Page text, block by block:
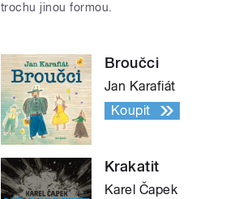
trochu jinou formou.
Broučci
Jan Karafiát
Koupit
Krakatit
Karel Čapek